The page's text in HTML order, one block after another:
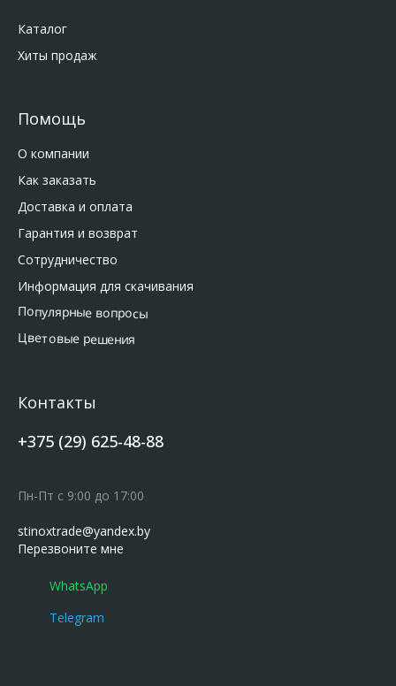
+375 (29) 625-48-88
Каталог
Хиты продаж
О компании
Перезвоните мне
Доставка и оплата
Гарантия и возврат
Сотрудничество
Информация для скачивания
Популярные вопросы
Как заказать
Пн-Пт с 9:00 до 17:00
Помощь
Контакты
WhatsApp
Telegram
Цветовые решения
stinoxtrade@yandex.by